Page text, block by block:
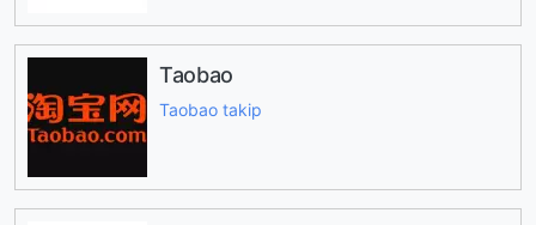
Taobao
Taobao takip